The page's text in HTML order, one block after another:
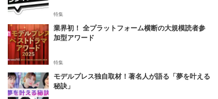
特集
業界初！ 全プラットフォーム横断の大規模読者参
加型アワード
特集
モデルプレス独自取材！著名人が語る「夢を叶える
秘訣」